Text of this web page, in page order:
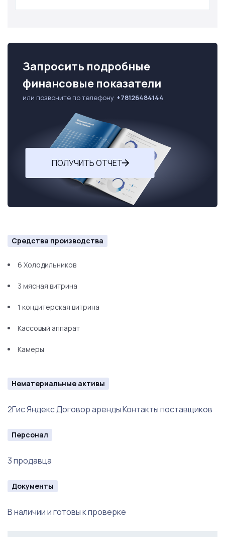
Запросить подробные
финансовые показатели
или позвоните по телефону +78126484144
ПОЛУЧИТЬ ОТЧЕТ
Средства производства
6 Холодильников
3 мясная витрина
1 кондитерская витрина
Кассовый аппарат
Камеры
Нематериальные активы
2Гис Яндекс Договор аренды Контакты поставщиков
Персонал
3 продавца
Документы
В наличии и готовы к проверке